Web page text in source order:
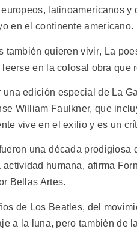
latinoamericanos
en el continente americano.
también quieren vivir, La
leerse en la colosal obra
una edición especial de La
William Faulkner, que
vive en el exilio y es un
una década
actividad humana, afirma
Bellas Artes.
de Los Beatles, del
a la luna, pero también de